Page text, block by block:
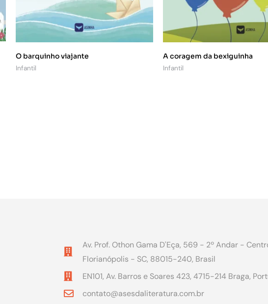
O barquinho viajante
Infantil
A coragem da bexiguinha
Infantil
Av. Prof. Othon Gama D'Eça, 569 - 2º Andar -
Florianópolis - SC, 88015-240, Brasil
EN101, Av. Barros e Soares 423, 4715-214 Braga,
contato@asesdaliteratura.com.br